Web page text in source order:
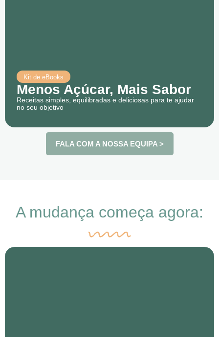
Kit de eBooks
Menos Açúcar, Mais Sabor
Receitas simples, equilibradas e deliciosas para te ajudar
no seu objetivo
FALA COM A NOSSA EQUIPA >
A mudança começa agora: